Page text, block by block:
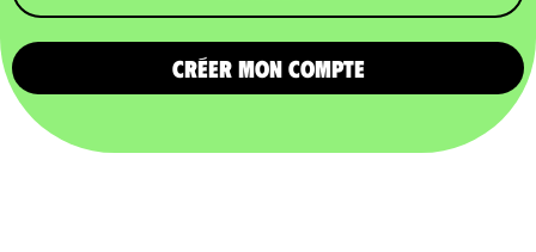
CRÉER MON COMPTE